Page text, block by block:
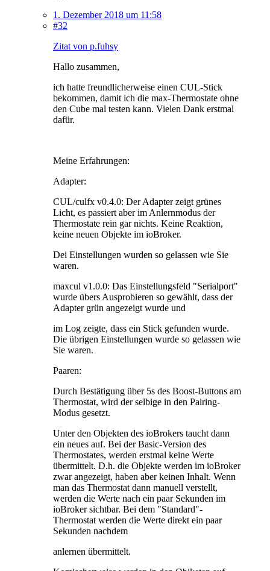
1. Dezember 2018 um 11:58
#32
Zitat von p.fuhsy
Hallo zusammen,
ich hatte freundlicherweise einen CUL-Stick
bekommen, damit ich die max-Thermostate ohne
den Cube mal testen kann. Vielen Dank erstmal
dafür.
Meine Erfahrungen:
Adapter:
CUL/culfx v0.4.0: Der Adapter zeigt grünes
Licht, es passiert aber im Anlernmodus der
Thermostate rein gar nichts. Keine Reaktion,
keine neuen Objekte im ioBroker.
Dei Einstellungen wurden so gelassen wie Sie
waren.
maxcul v1.0.0: Das Einstellungsfeld "Serialport"
wurde übers Ausprobieren so gewählt, dass der
Adapter grün angezeigt wurde und
im Log zeigte, dass ein Stick gefunden wurde.
Die übrigen Einstellungen wurde so gelassen wie
Sie waren.
Paaren:
Durch Bestätigung über 5s des Boost-Buttons am
Thermostat, wird der selbige in den Pairing-
Modus gesetzt.
Unter den Objekten des ioBrokers taucht dann
ein neues auf. Bei der Basic-Version des
Thermostates, werden erstmal keine Werte
übermittelt. D.h. die Objekte werden im ioBroker
zwar angezeigt, haben aber keinen Inhalt. Wenn
man das Thermostat dann manuell verstellt,
werden die Werte nach ein paar Sekunden im
ioBroker sichtbar. Bei dem "Standard"-
Thermostat werden die Werte direkt ein paar
Sekunden nachdem
anlernen übermittelt.